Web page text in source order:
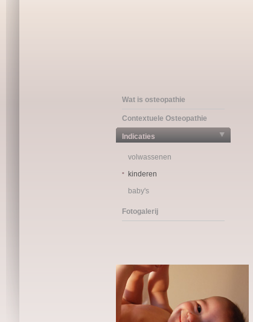
Wat is osteopathie
Contextuele Osteopathie
Indicaties
volwassenen
kinderen
baby's
Fotogalerij